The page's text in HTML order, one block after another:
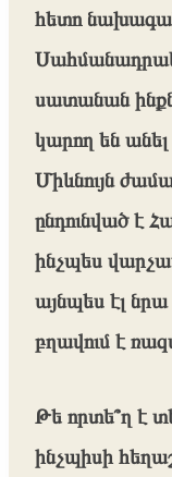
հետո
սատանան ինքն
կարող են
Միևնույն
ընդունված է
ինչպես
այնպես էլ
բղավում է
Թե որտե՞ղ է
ինչպիսի